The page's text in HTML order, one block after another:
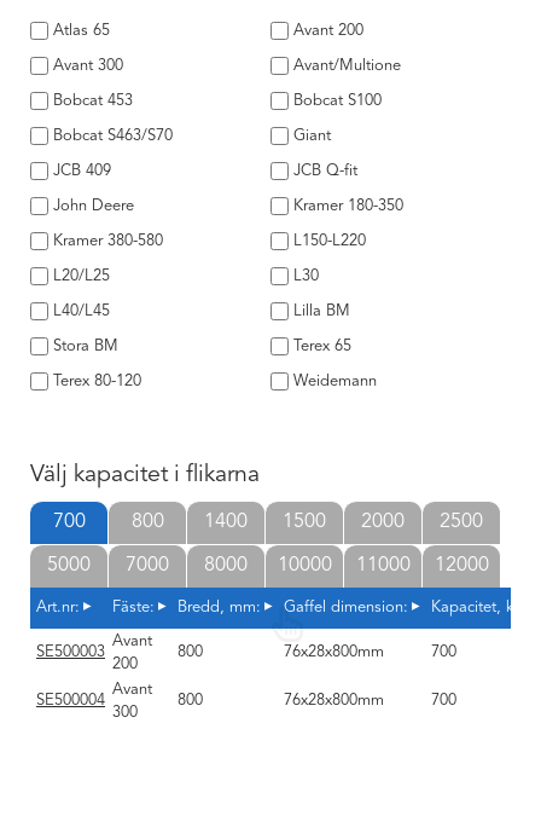
Atlas 65 Avant 200
Avant 300 Avant/Multione
Bobcat 453 Bobcat S100
Bobcat S463/S70 Giant
JCB 409 JCB Q-fit
John Deere Kramer 180-350
Kramer 380-580 L150-L220
L20/L25 L30
L40/L45 Lilla BM
Stora BM Terex 65
Terex 80-120 Weidemann
Välj kapacitet i flikarna
700
Art.nr: Fäste: Bredd, mm: Gaffel dimension: Kapacitet, kg:
SE500003
Avant
200
800 76x28x800mm 700
SE500004
Avant
300
800 76x28x800mm 700
800 1400 1500 2000 2500
5000 7000 8000 10000 11000 12000